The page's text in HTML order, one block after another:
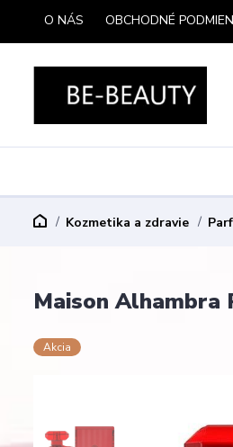
O NÁS OBCHODNÉ
Kozmetika a zdravie
Maison Alhambra
Akcia